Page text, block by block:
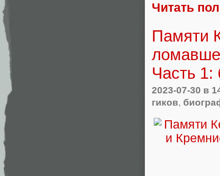
Читать
Памяти
Часть 1:
2023-07-30 в
гиков,